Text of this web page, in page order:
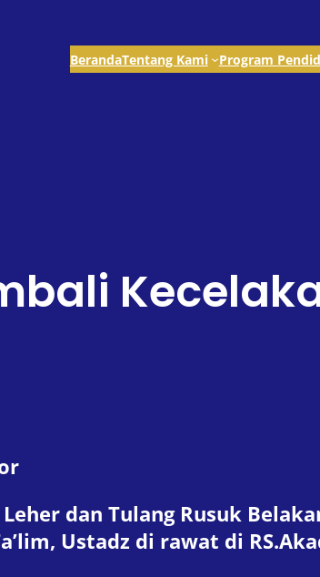
BerandaTentang Kami Program
dan Tulang Rusuk
Ustadz di rawat di